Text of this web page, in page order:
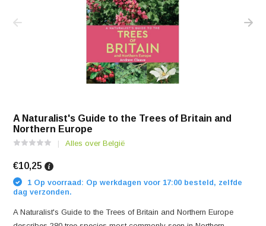
A Naturalist's Guide to the Trees of Britain and
Northern Europe
Alles over België
€10,25
1 Op voorraad: Op werkdagen voor 17:00 besteld, zelfde
dag verzonden.
A Naturalist's Guide to the Trees of Britain and Northern Europe